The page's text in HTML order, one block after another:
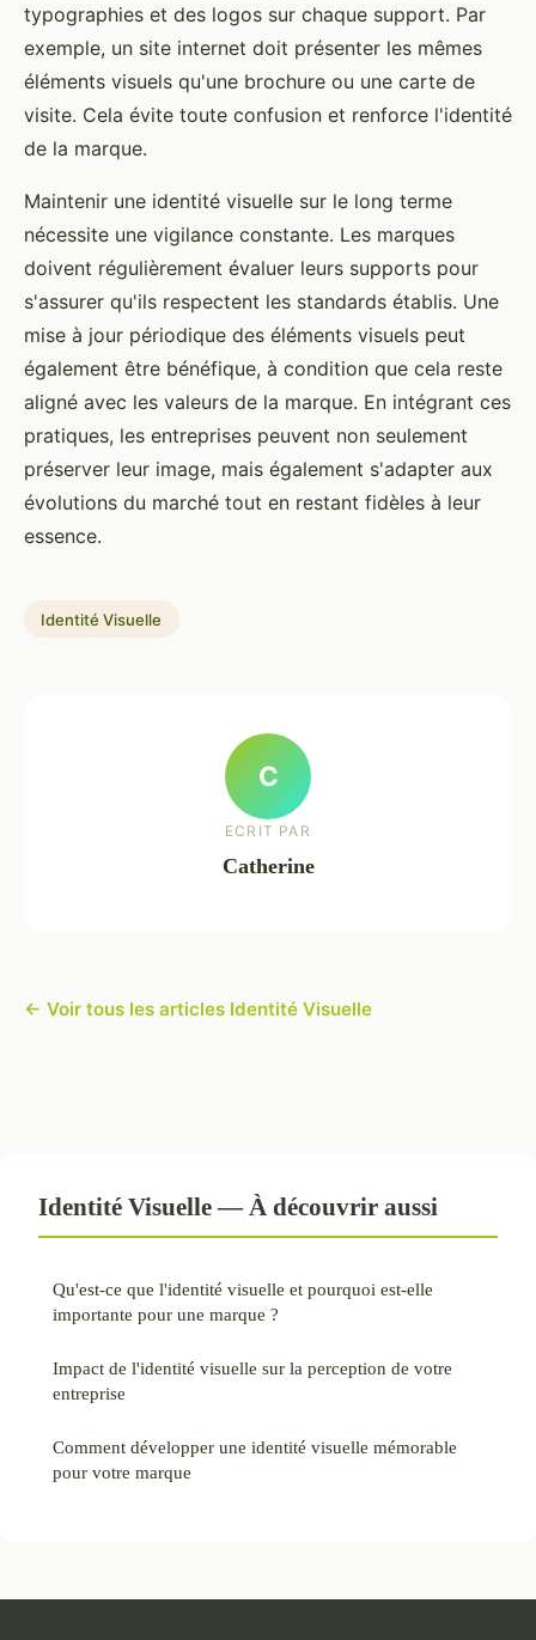
typographies et des logos sur chaque support. Par
exemple, un site internet doit présenter les mêmes
éléments visuels qu'une brochure ou une carte de
visite. Cela évite toute confusion et renforce l'identité
de la marque.
Maintenir une identité visuelle sur le long terme
nécessite une vigilance constante. Les marques
doivent régulièrement évaluer leurs supports pour
s'assurer qu'ils respectent les standards établis. Une
mise à jour périodique des éléments visuels peut
également être bénéfique, à condition que cela reste
aligné avec les valeurs de la marque. En intégrant ces
pratiques, les entreprises peuvent non seulement
préserver leur image, mais également s'adapter aux
évolutions du marché tout en restant fidèles à leur
essence.
Identité Visuelle
C
ECRIT PAR
Catherine
← Voir tous les articles Identité Visuelle
Identité Visuelle — À découvrir aussi
Qu'est-ce que l'identité visuelle et pourquoi est-elle
importante pour une marque ?
Impact de l'identité visuelle sur la perception de votre
entreprise
Comment développer une identité visuelle mémorable
pour votre marque